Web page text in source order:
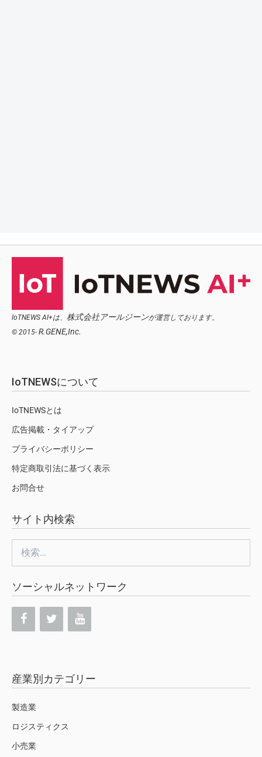
IoTNEWS AI+は、 株式会社アールジーンが運営しております。
© 2015- R.GENE,Inc.
IoTNEWSについて
IoTNEWSとは
広告掲載・タイアップ
プライバシーポリシー
特定商取引法に基づく表示
お問合せ
サイト内検索
索:
ソーシャルネットワーク
産業別カテゴリー
製造業
ロジスティクス
小売業